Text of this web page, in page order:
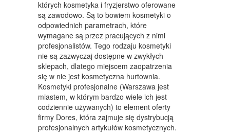
ODZIEŻ
SPORT
ELEKTRONIKA, RTV, AGD
ART. DLA ZWIERZĄT
OGRÓD, ROŚLINY
CHEMIA
ART. SPOŻYWCZE
których kosmetyka i fryzjerstwo oferowane
są zawodowo. Są to bowiem kosmetyki o
odpowiednich parametrach, które
wymagane są przez pracujących z nimi
profesjonalistów. Tego rodzaju kosmetyki
nie są zazwyczaj dostępne w zwykłych
sklepach, dlatego miejscem zaopatrzenia
się w nie jest kosmetyczna hurtownia.
Kosmetyki profesjonalne (Warszawa jest
miastem, w którym bardzo wiele ich jest
codziennie używanych) to element oferty
firmy Dores, która zajmuje się dystrybucją
profesjonalnych artykułów kosmetycznych.